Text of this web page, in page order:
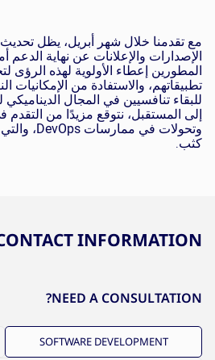
مع تقدمنا خلال شهر أبريل، يظل
الإصدارات والإعلانات عن نهاية الدعم
المطورين إعطاء الأولوية لهذه الرؤى
تطبيقاتهم، والاستفادة من الإمكانيات
للبقاء تنافسيين في المجال الديناميكي
إلى المستقبل، نتوقع مزيدًا من التقدم
وتحولات في ممارسات DevOps،
كثب.
INFORMATION
NEED A CONSULTATION?
SOFTWARE DEVELOPMENT